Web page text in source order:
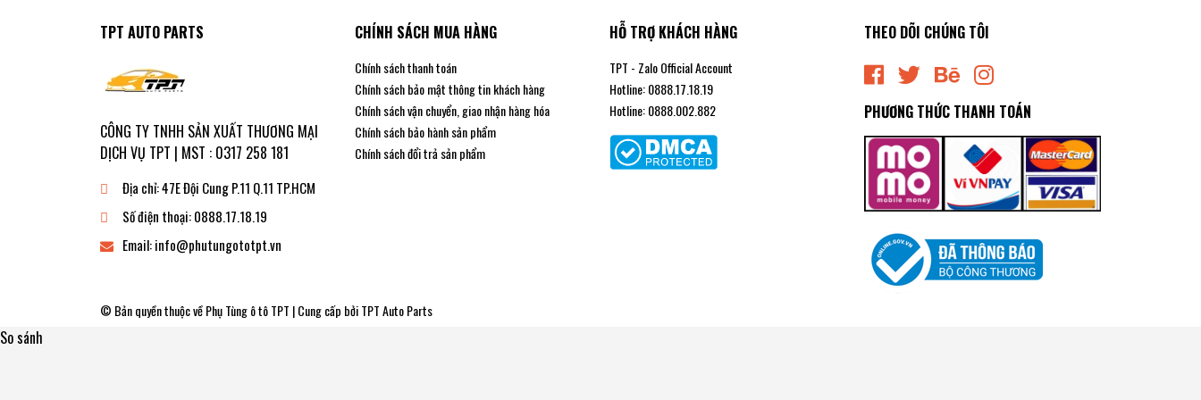
TPT AUTO PARTS
CÔNG TY TNHH SẢN XUẤT THƯƠNG MẠI
DỊCH VỤ TPT | MST : 0317 258 181
Địa chỉ:47E Đội Cung P.11 Q.11 TP.HCM
Số điện thoại:0888.17.18.19
Email:info@phutungototpt.vn
CHÍNH SÁCH MUA HÀNG
Chính sách thanh toán
Chính sách bảo mật thông tin khách hàng
Chính sách vận chuyển, giao nhận hàng hóa
Chính sách bảo hành sản phẩm
Chính sách đổi trả sản phẩm
HỖ TRỢ KHÁCH HÀNG
TPT - Zalo Official Account
Hotline: 0888.17.18.19
Hotline: 0888.002.882
THEO DÕI CHÚNG TÔI
PHƯƠNG THỨC THANH TOÁN
© Bản quyền thuộc vềPhụ Tùng ô tô TPT | Cung cấp bởiTPT Auto Parts
So sánh